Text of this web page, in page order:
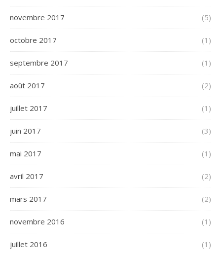
novembre 2017 (5)
octobre 2017 (1)
septembre 2017 (1)
août 2017 (2)
juillet 2017 (1)
juin 2017 (3)
mai 2017 (1)
avril 2017 (2)
mars 2017 (2)
novembre 2016 (1)
juillet 2016 (1)